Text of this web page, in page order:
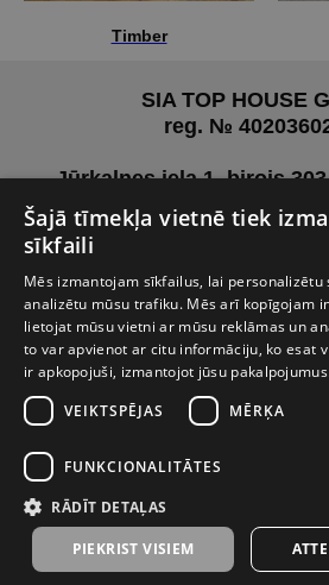
Timber
SIA TOP HOUSE
reg. №
Jūrkalnes iela 1, birojs
Pirms vizītes aicinām
par jums ērtāko
+371 27 02 01
Privātuma
Šajā tīmekļa vietnē tiek
sīkfaili
Mēs izmantojam sīkfailus, lai
analizētu mūsu trafiku. Mēs arī kopīgojam
lietojat mūsu vietni ar mūsu reklāmas un
to var apvienot ar citu informāciju, ko esat
ir apkopojuši, izmantojot jūsu
VEIKTSPĒJAS
MĒRĶA
FUNKCIONALITĀTES
RĀDĪT DETAĻAS
PIEKRIST VISIEM